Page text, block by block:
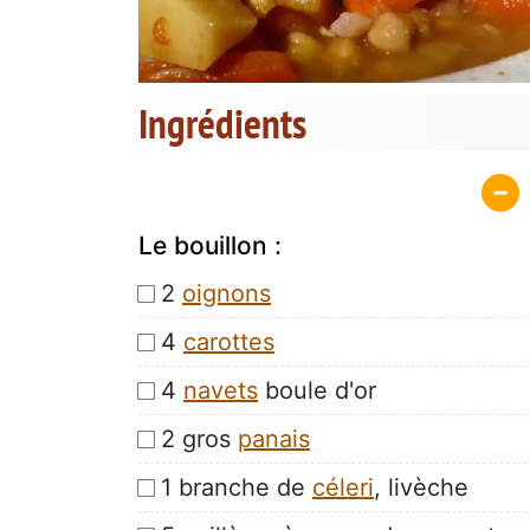
Ingrédients
Le bouillon :
2 oignons
4 carottes
4 navets boule d'or
2 gros panais
1 branche de céleri, livèche